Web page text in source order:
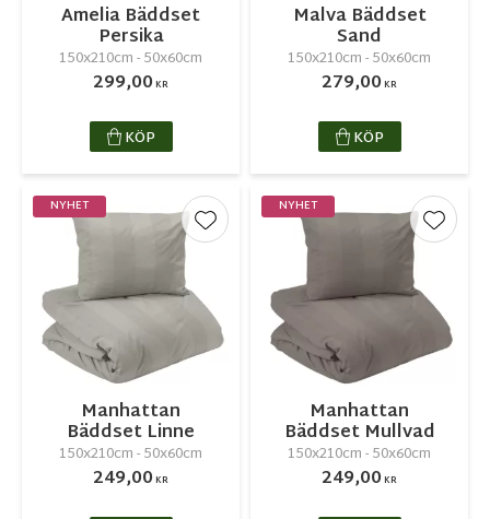
Amelia Bäddset
Persika
150x210cm - 50x60cm
299,00KR
KÖP
Malva Bäddset
Sand
150x210cm - 50x60cm
279,00KR
KÖP
Manhattan
Bäddset Linne
150x210cm - 50x60cm
249,00KR
NYHET
Lägg till i favoriter
Manhattan
Bäddset Mullvad
150x210cm - 50x60cm
249,00KR
NYHET
Lägg